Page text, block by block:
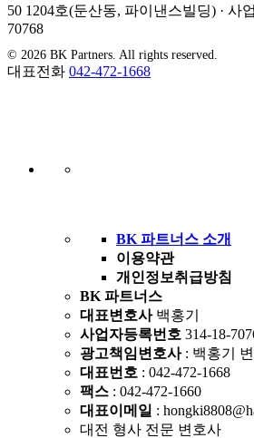
50 1204호(둔산동, 파이낸스빌딩) · 사
70768
© 2026 BK Partners. All rights reserved.
대표전화 042-472-1668
BK 파트너스 소개
이용약관
개인정보취급방침
BK 파트너스
대표변호사백홍기
사업자등록번호 314-18-
광고책임변호사: 백홍기
대표번호 : 042-472-1668
팩스 : 042-472-1660
대표이메일 :
대전 형사 전문 변호사